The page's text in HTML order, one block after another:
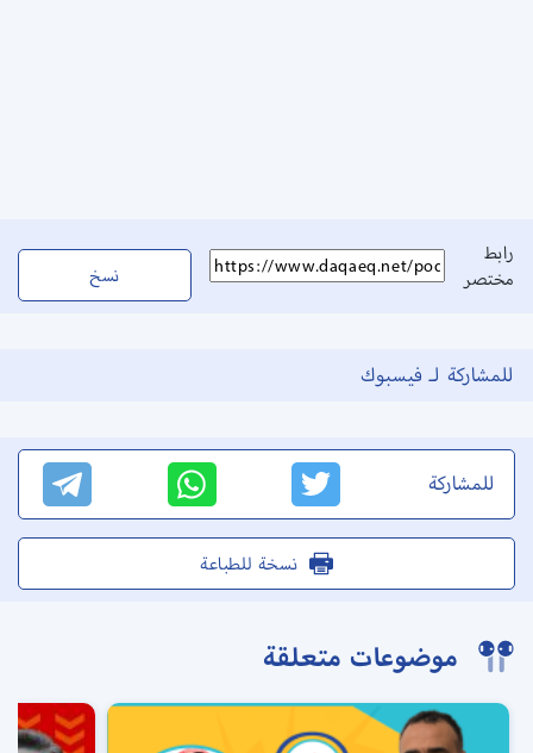
رابط
مختصر
نسخ
للمشاركة لـ فيسبوك
للمشاركة
نسخة للطباعة
موضوعات متعلقة